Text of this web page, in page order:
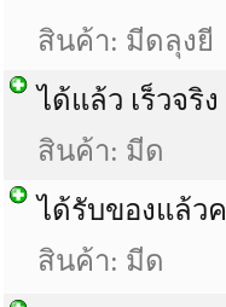
สินค้า: มีดลุงยี
ได้แล้ว เร็วจริง
สินค้า: มีด
ได้รับของแล้ว
สินค้า: มีด